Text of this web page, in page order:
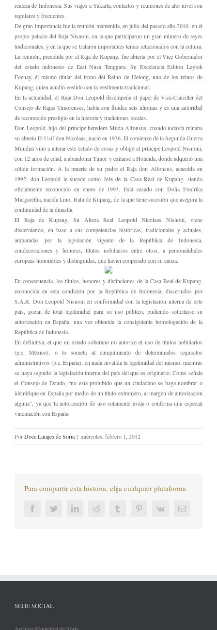
realeza de Indonesia. Sus viajes a Yakarta, contactos y reuniones de alto nivel son
regulares y frecuentes.
De gran importancia fue la reunión mantenida, en julio del pasado año 2010, en el
propio palacio del Raja Nisnoni, en la que participaron un gran número de reyes
tradicionales, y en la que se trataron importantes temas relacionados con la cultura.
La reunión, presidida por el Raja de Kupang, fue abierta por el Vice Gobernador
del estado indonesio de East Nusa Tenggara, Su Excelencia Eshton Leyloh
Foenay, él mismo titular del trono del Reino de Helong, uno de los reinos de
Kupang, quien acudió vestido con la vestimenta tradicional.
En la actualidad, el Raja Don Leopold desempeña el papel de Vice-Canciller del
Consejo de Rajas Timorenses, habla con fluidez seis idiomas y es una autoridad
de reconocido prestigio en la historia y tradiciones locales.
Don Leopold, hijo del príncipe heredero Muda Alfonsus, cuando todavía reinaba
su abuelo El Usif don Nicolaas, nació en 1936. El comienzo de la Segunda Guerra
Mundial vino a alterar este estado de cosas y obligó al príncipe Leopold Nisnoni,
con 12 años de edad, a abandonar Timor y exilarse a Holanda, donde adquirió una
sólida formación. A la muerte de su padre el Raja don Alfonsus, acaecida en
1992, don Leopold le sucede como Jefe de la Casa Real de Kupang, siendo
oficialmente reconocido en enero de 1993. Está casado con Doña Fredrika
Margaretha, nacida Lino, Ratu de Kupang, de la que tiene sucesión que asegura la
continuidad de la dinastía.
El Raja de Kupang, Su Alteza Real Leopold Nicolaas Nisnoni, viene
discerniendo, en base a sus competencias históricas, tradicionales y actuales,
amparadas por la legislación vigente de la República de Indonesia,
condecoraciones y honores, títulos nobiliarios entre otros, a personalidades
europeas honorables y distinguidas, que hayan cooperado con su causa.
En consecuencia, los títulos, honores y distinciones de la Casa Real de Kupang,
reconocida en esta condición por la República de Indonesia, discernidos por
S.A.R. Don Leopold Nisnoni en conformidad con la legislación interna de este
país, gozan de total legitimidad para su uso público, pudiendo solicitarse su
autorización en España, una vez obtenida la consiguiente homologación de la
República de Indonesia.
En definitiva, el que un estado soberano no autorice el uso de títulos nobiliarios
(p.e. México), o lo someta al cumplimiento de determinados requisitos
administrativos (p.e. España), en nada invalida la legitimidad del mismo, mientras
se haya seguido la legislación interna del país del que es originario. Como señala
el Consejo de Estado, “no está prohibido que un ciudadano se haga nombrar o
identifique en España por medio de un título extranjero, al margen de autorización
alguna”, ya que la autorización de uso solamente avala o confirma una especial
vinculación con España.
PorDoce Linajes de Soria | miércoles, febrero 1, 2012
Para compartir esta historia, elija cualquier plataforma
FacebookTwitterLinkedInReddit Tumblr PinterestVk
Correo
SEDE SOCIAL